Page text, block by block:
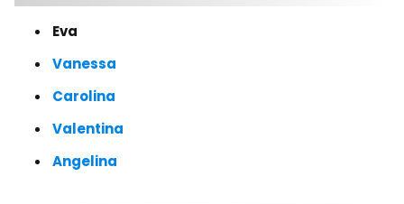
Eva
Vanessa
Carolina
Valentina
Angelina